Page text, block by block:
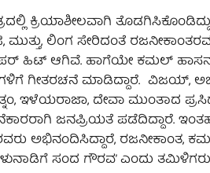
ಕ್ರಿಯಾಶೀಲವಾಗಿ
ಲಿಂಗ ಸೇರಿದಂತೆ
ಹಿಟ್ ಆಗಿವೆ. ಹಾಗೆಯೇ ಕಮಲ್
ಗೀತರಚನೆ ಮಾಡಿದ್ದಾರೆ. ವಿಜಯ್,
ಇಳೆಯರಾಜಾ, ದೇವಾ ಮುಂತಾದ
ಜನಪ್ರಿಯತೆ ಪಡೆದಿದ್ದಾರೆ. ಇಂತಹ
ಅಭಿನಂದಿಸಿದ್ದಾರೆ, ರಜನೀಕಾಂತ,
ಸಂದ ಗೌರವ’ ಎಂದು